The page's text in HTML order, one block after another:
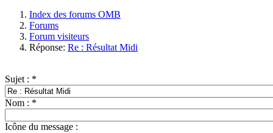
Index des forums OMB
Forums
Forum visiteurs
Réponse: Re : Résultat Midi
Sujet : *
Nom : *
Icône du message :